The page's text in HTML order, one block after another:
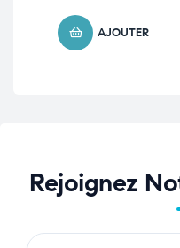
AJOUTER
Rejoignez